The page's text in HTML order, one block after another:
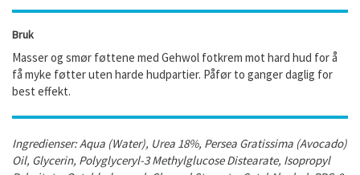
Bruk
Masser og smør føttene med Gehwol fotkrem mot hard hud for å
få myke føtter uten harde hudpartier. Påfør to ganger daglig for
best effekt.
Ingredienser: Aqua (Water), Urea 18%, Persea Gratissima (Avocado)
Oil, Glycerin, Polyglyceryl-3 Methylglucose Distearate, Isopropyl